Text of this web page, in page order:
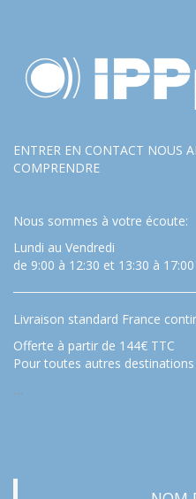
ENTRER EN CONTACT NOUS
COMPRENDRE
Nous sommes à votre écoute:
Lundi au Vendredi
de 9:00 à 12:30 et 13:30 à 17:00
Livraison standard France
Offerte à partir de 144€ TTC
Pour toutes autres
…